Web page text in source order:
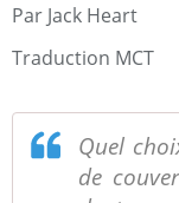
Par Jack Heart
Traduction MCT
Quel
de